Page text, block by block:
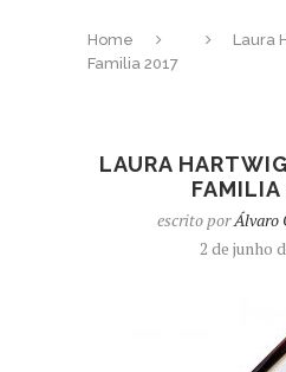
Home
Laura
Familia 2017
LAURA
escrito porÁlvaro
2 de junho